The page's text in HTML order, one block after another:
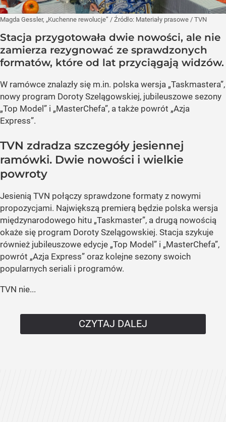
Magda Gessler, „Kuchenne rewolucje” / Źródło: Materiały prasowe / TVN
Stacja przygotowała dwie nowości, ale nie
zamierza rezygnować ze sprawdzonych
formatów, które od lat przyciągają widzów.
W ramówce znalazły się m.in. polska wersja „Taskmastera”,
nowy program Doroty Szelągowskiej, jubileuszowe sezony
„Top Model” i „MasterChefa”, a także powrót „Azja
Express”.
TVN zdradza szczegóły jesiennej
ramówki. Dwie nowości i wielkie
powroty
Jesienią TVN połączy sprawdzone formaty z nowymi
propozycjami. Największą premierą będzie polska wersja
międzynarodowego hitu „Taskmaster”, a drugą nowością
okaże się program Doroty Szelągowskiej. Stacja szykuje
również jubileuszowe edycje „Top Model” i „MasterChefa”,
powrót „Azja Express” oraz kolejne sezony swoich
popularnych seriali i programów.
TVN nie...
CZYTAJ DALEJ